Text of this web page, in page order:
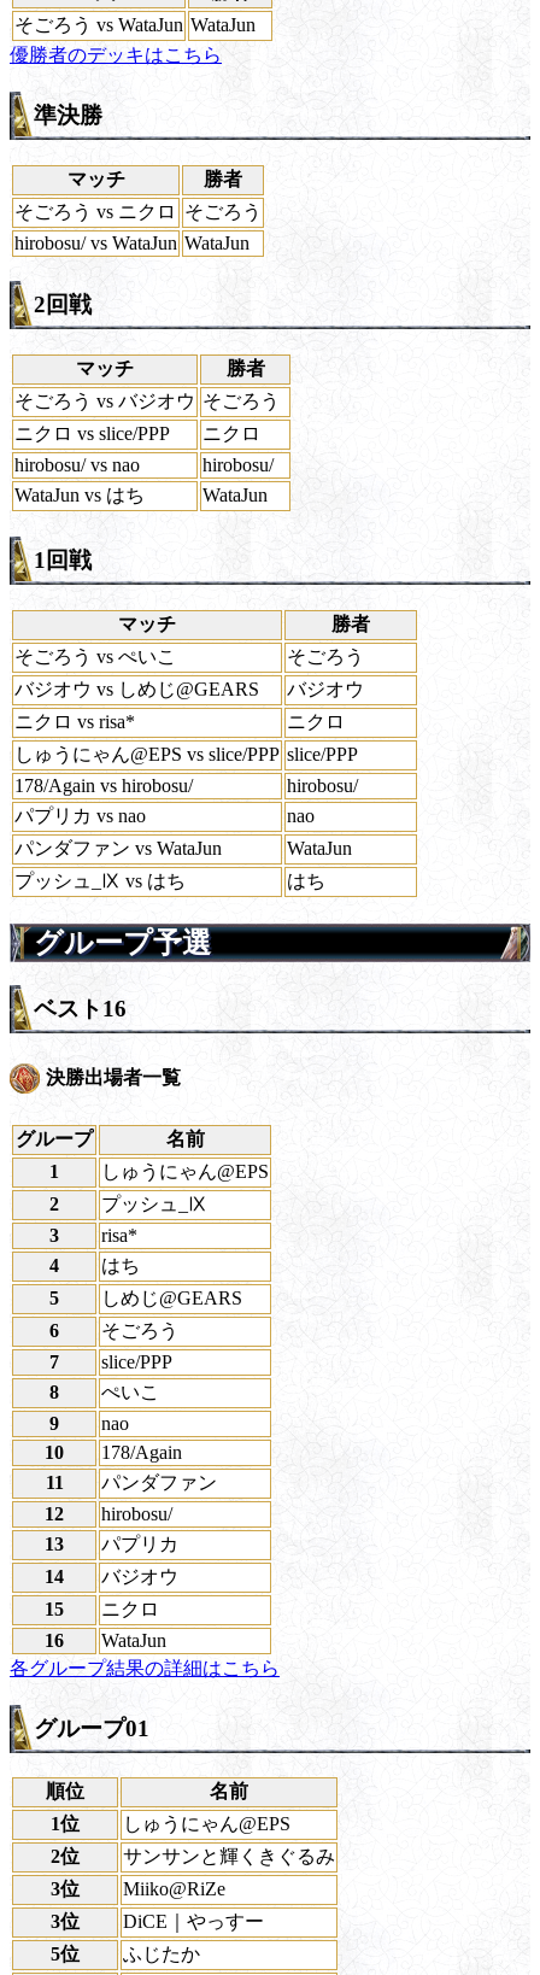
そごろう vs WataJun WataJun
優勝者のデッキはこちら
準決勝
マッチ
勝者
そごろう vs ニクロ
そごろう
hirobosu/ vs WataJun WataJun
2回戦
マッチ
勝者
そごろう vs バジオウ そごろう
ニクロ vs slice/PPP
ニクロ
hirobosu/ vs nao
hirobosu/
WataJun vs はち
WataJun
1回戦
マッチ
勝者
そごろう vs ぺいこ
そごろう
バジオウ vs しめじ@GEARS
バジオウ
ニクロ vs risa*
ニクロ
しゅうにゃん@EPS vs slice/PPP slice/PPP
178/Again vs hirobosu/
hirobosu/
パプリカ vs nao
nao
パンダファン vs WataJun
WataJun
プッシュ_Ⅸ vs はち
はち
グループ予選
ベスト16
決勝出場者一覧
グループ
名前
1
しゅうにゃん@EPS
2
プッシュ_Ⅸ
3
risa*
4
はち
5
しめじ@GEARS
6
そごろう
7
slice/PPP
8
ぺいこ
9
nao
10
178/Again
11
パンダファン
12
hirobosu/
13
パプリカ
14
バジオウ
15
ニクロ
16
WataJun
各グループ結果の詳細はこちら
グループ01
順位
名前
1位
しゅうにゃん@EPS
2位
サンサンと輝くきぐるみ
3位
Miiko@RiZe
3位
DiCE｜やっすー
5位
ふじたか